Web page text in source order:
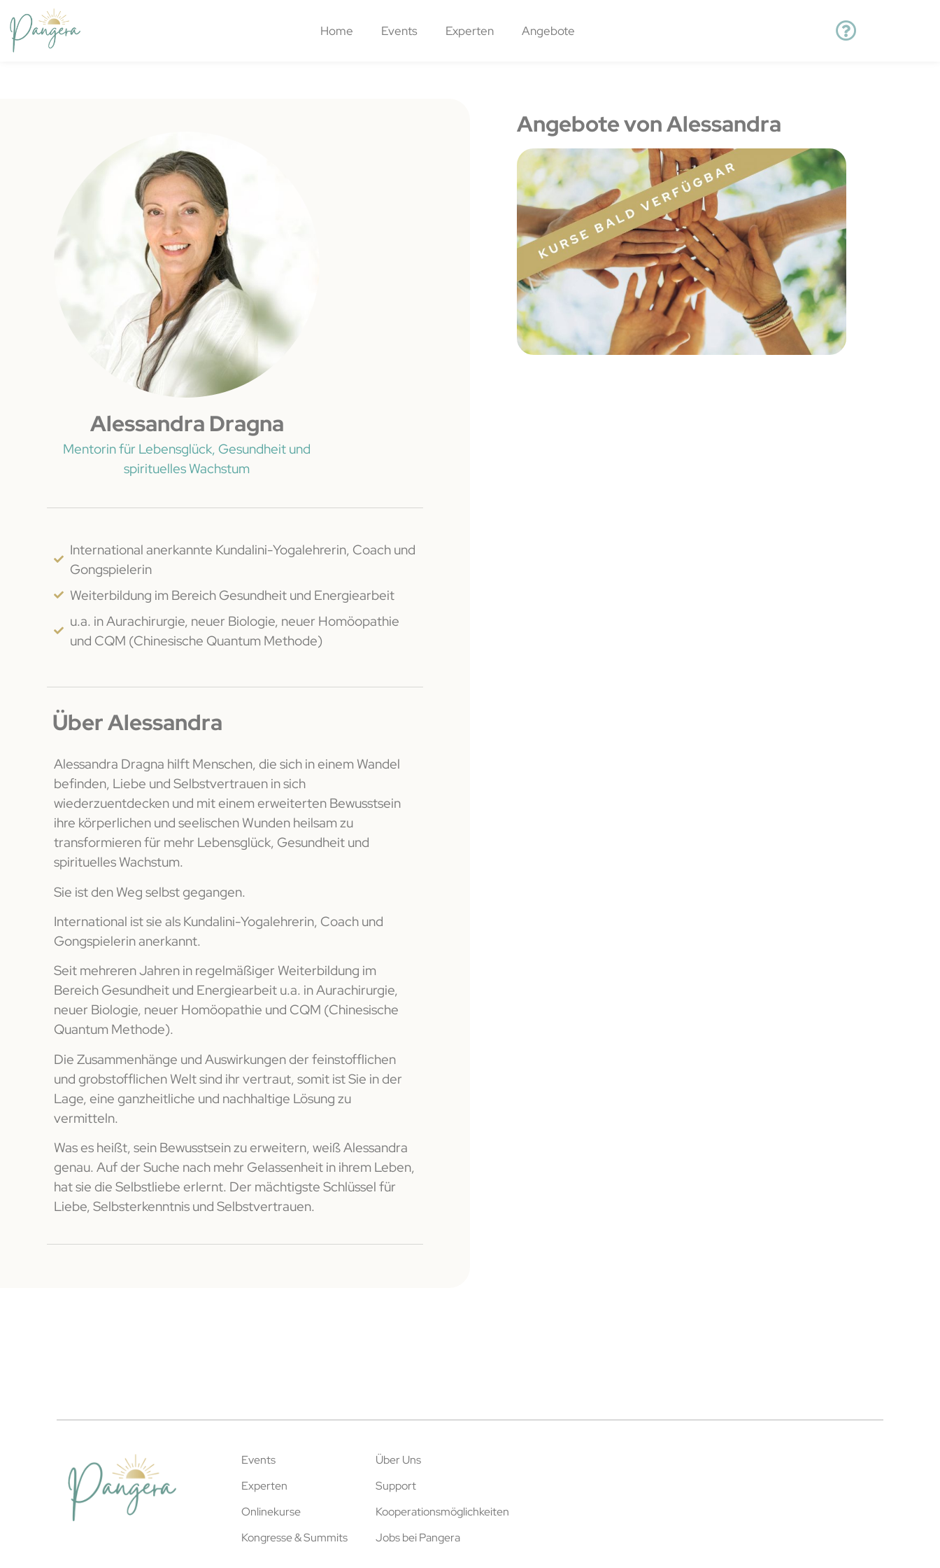
Home Events Experten Angebote
Alessandra Dragna
Mentorin für Lebensglück, Gesundheit und
spirituelles Wachstum
International anerkannte Kundalini-Yogalehrerin, Coach und
Gongspielerin
Weiterbildung im Bereich Gesundheit und Energiearbeit
u.a. in Aurachirurgie, neuer Biologie, neuer Homöopathie
und CQM (Chinesische Quantum Methode)
Über Alessandra
Alessandra Dragna hilft Menschen, die sich in einem Wandel
befinden, Liebe und Selbstvertrauen in sich
wiederzuentdecken und mit einem erweiterten Bewusstsein
ihre körperlichen und seelischen Wunden heilsam zu
transformieren für mehr Lebensglück, Gesundheit und
spirituelles Wachstum.
Sie ist den Weg selbst gegangen.
International ist sie als Kundalini-Yogalehrerin, Coach und
Gongspielerin anerkannt.
Seit mehreren Jahren in regelmäßiger Weiterbildung im
Bereich Gesundheit und Energiearbeit u.a. in Aurachirurgie,
neuer Biologie, neuer Homöopathie und CQM (Chinesische
Quantum Methode).
Die Zusammenhänge und Auswirkungen der feinstofflichen
und grobstofflichen Welt sind ihr vertraut, somit ist Sie in der
Lage, eine ganzheitliche und nachhaltige Lösung zu
vermitteln.
Was es heißt, sein Bewusstsein zu erweitern, weiß Alessandra
genau. Auf der Suche nach mehr Gelassenheit in ihrem Leben,
hat sie die Selbstliebe erlernt. Der mächtigste Schlüssel für
Liebe, Selbsterkenntnis und Selbstvertrauen.
Angebote von Alessandra
Events
Experten
Onlinekurse
Kongresse & Summits
Über Uns
Support
Kooperationsmöglichkeiten
Jobs bei Pangera